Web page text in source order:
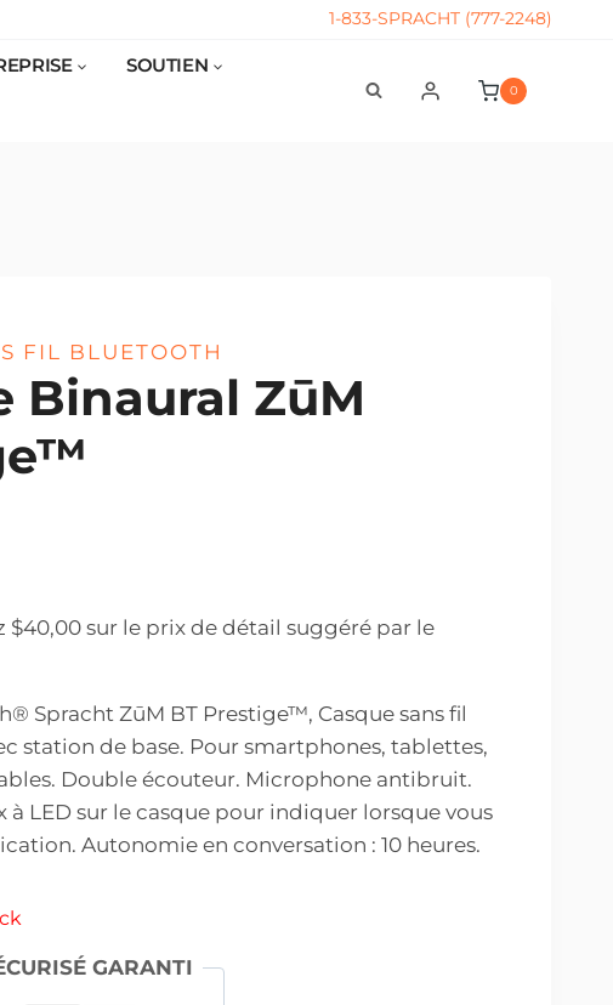
1-833-SPRACHT (777-2248)
SOUTIEN
0
FIL BLUETOOTH
Binaural ZūM
$40,00 sur le prix de détail suggéré par le
Spracht ZūM BT Prestige™, Casque sans fil
station de base. Pour smartphones, tablettes,
Double écouteur. Microphone antibruit.
à LED sur le casque pour indiquer lorsque vous
Autonomie en conversation : 10 heures.
GARANTI